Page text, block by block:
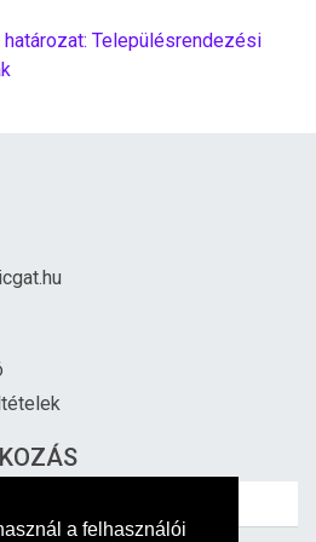
a felhasználói
Településrendezési